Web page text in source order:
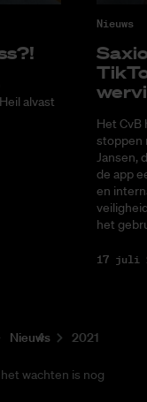
alvast
Nieuws
Het CvB
stoppen
Jansen,
de app
en
het
17 juli
Nieuws
2021
wachten is nog